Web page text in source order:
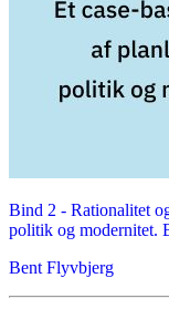
Bind 2 - Rationalitet
politik og modernitet.
Bent Flyvbjerg